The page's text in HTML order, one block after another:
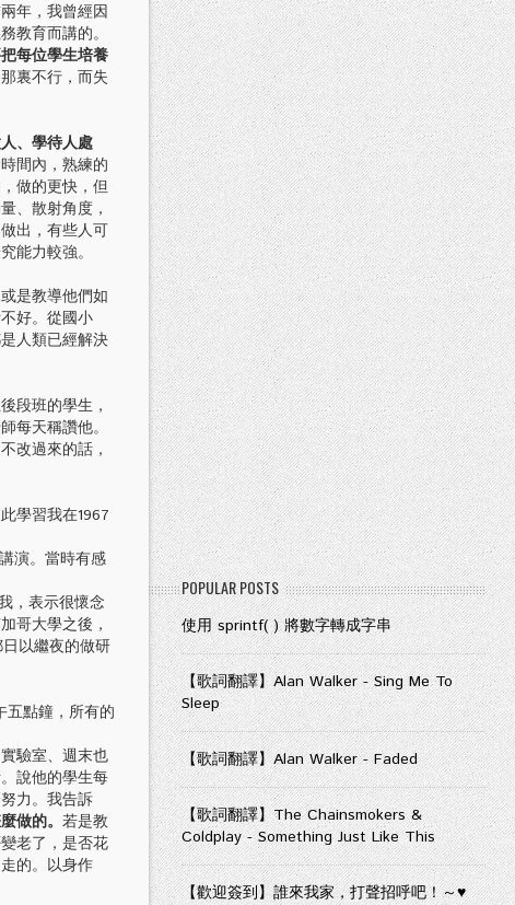
年，我曾經因
教育而講的。
每位學生培養
裏不行，而失
、學待人處
間內，熟練的
做的更快，但
、散射角度，
出，有些人可
能力較強。
是教導他們如
好。從國小
人類已經解決
段班的學生，
每天稱讚他。
改過來的話，
學習我在1967
演。當時有感
，表示很懷念
哥大學之後，
以繼夜的做研
點鐘，所有的
驗室、週末也
說他的學生每
力。我告訴
做的。 若是教
老了，是否花
的。以身作
POPULAR POSTS
使用 sprintf( ) 將數字轉成字串
【歌詞翻譯】Alan Walker - Sing Me To
Sleep
【歌詞翻譯】Alan Walker - Faded
【歌詞翻譯】The Chainsmokers &
Coldplay - Something Just Like This
【歡迎簽到】誰來我家，打聲招呼吧！～♥